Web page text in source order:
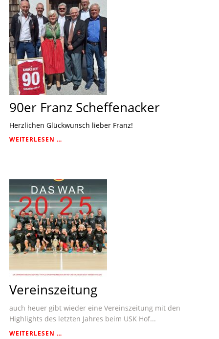
90er Franz Scheffenacker
Herzlichen Glückwunsch lieber Franz!
WEITERLESEN …90ER
Vereinszeitung
auch heuer gibt wieder eine Vereinszeitung mit den
Highlights des letzten Jahres beim USK Hof...
WEITERLESEN …VEREINSZEITUNG